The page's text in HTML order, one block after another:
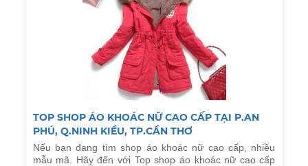
TOP SHOP ÁO KHOÁC NỮ CAO CẤP TẠI P.AN
PHÚ, Q.NINH KIỀU, TP.CẦN THƠ
Nếu bạn đang tìm shop áo khoác nữ cao cấp, nhiều
mẫu mã. Hãy đến với Top shop áo khoác nữ cao cấp